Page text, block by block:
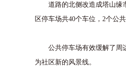
道路的北侧改造成塔山缘市
区停车场共40个车位，2个公
公共停车场有效缓解了周边
为社区新的风景线。